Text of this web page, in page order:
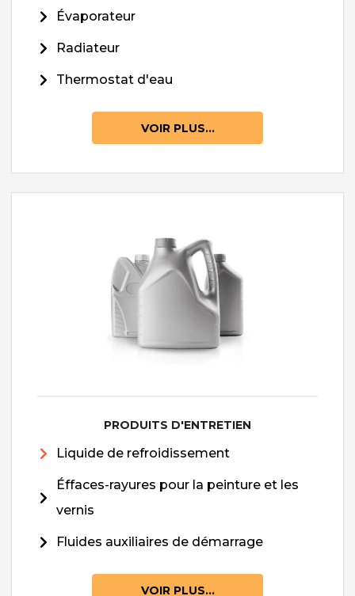
Évaporateur
Radiateur
Thermostat d'eau
VOIR PLUS...
PRODUITS D'ENTRETIEN
Liquide de refroidissement
Éffaces-rayures pour la peinture et les
vernis
Fluides auxiliaires de démarrage
VOIR PLUS...